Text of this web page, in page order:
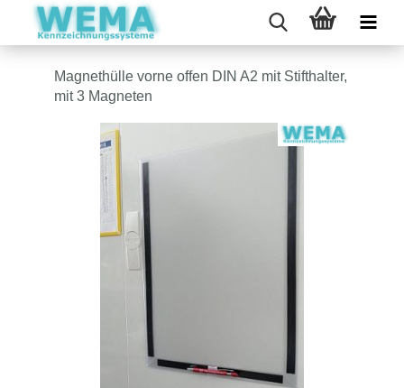
Magnethülle vorne offen DIN A2 mit Stifthalter,
mit 3 Magneten